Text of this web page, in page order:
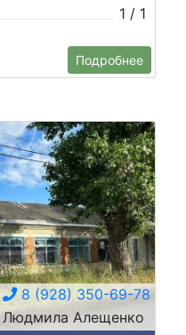
1 / 1
Подробнее
8 (928) 350-69-78
Людмила Алещенко